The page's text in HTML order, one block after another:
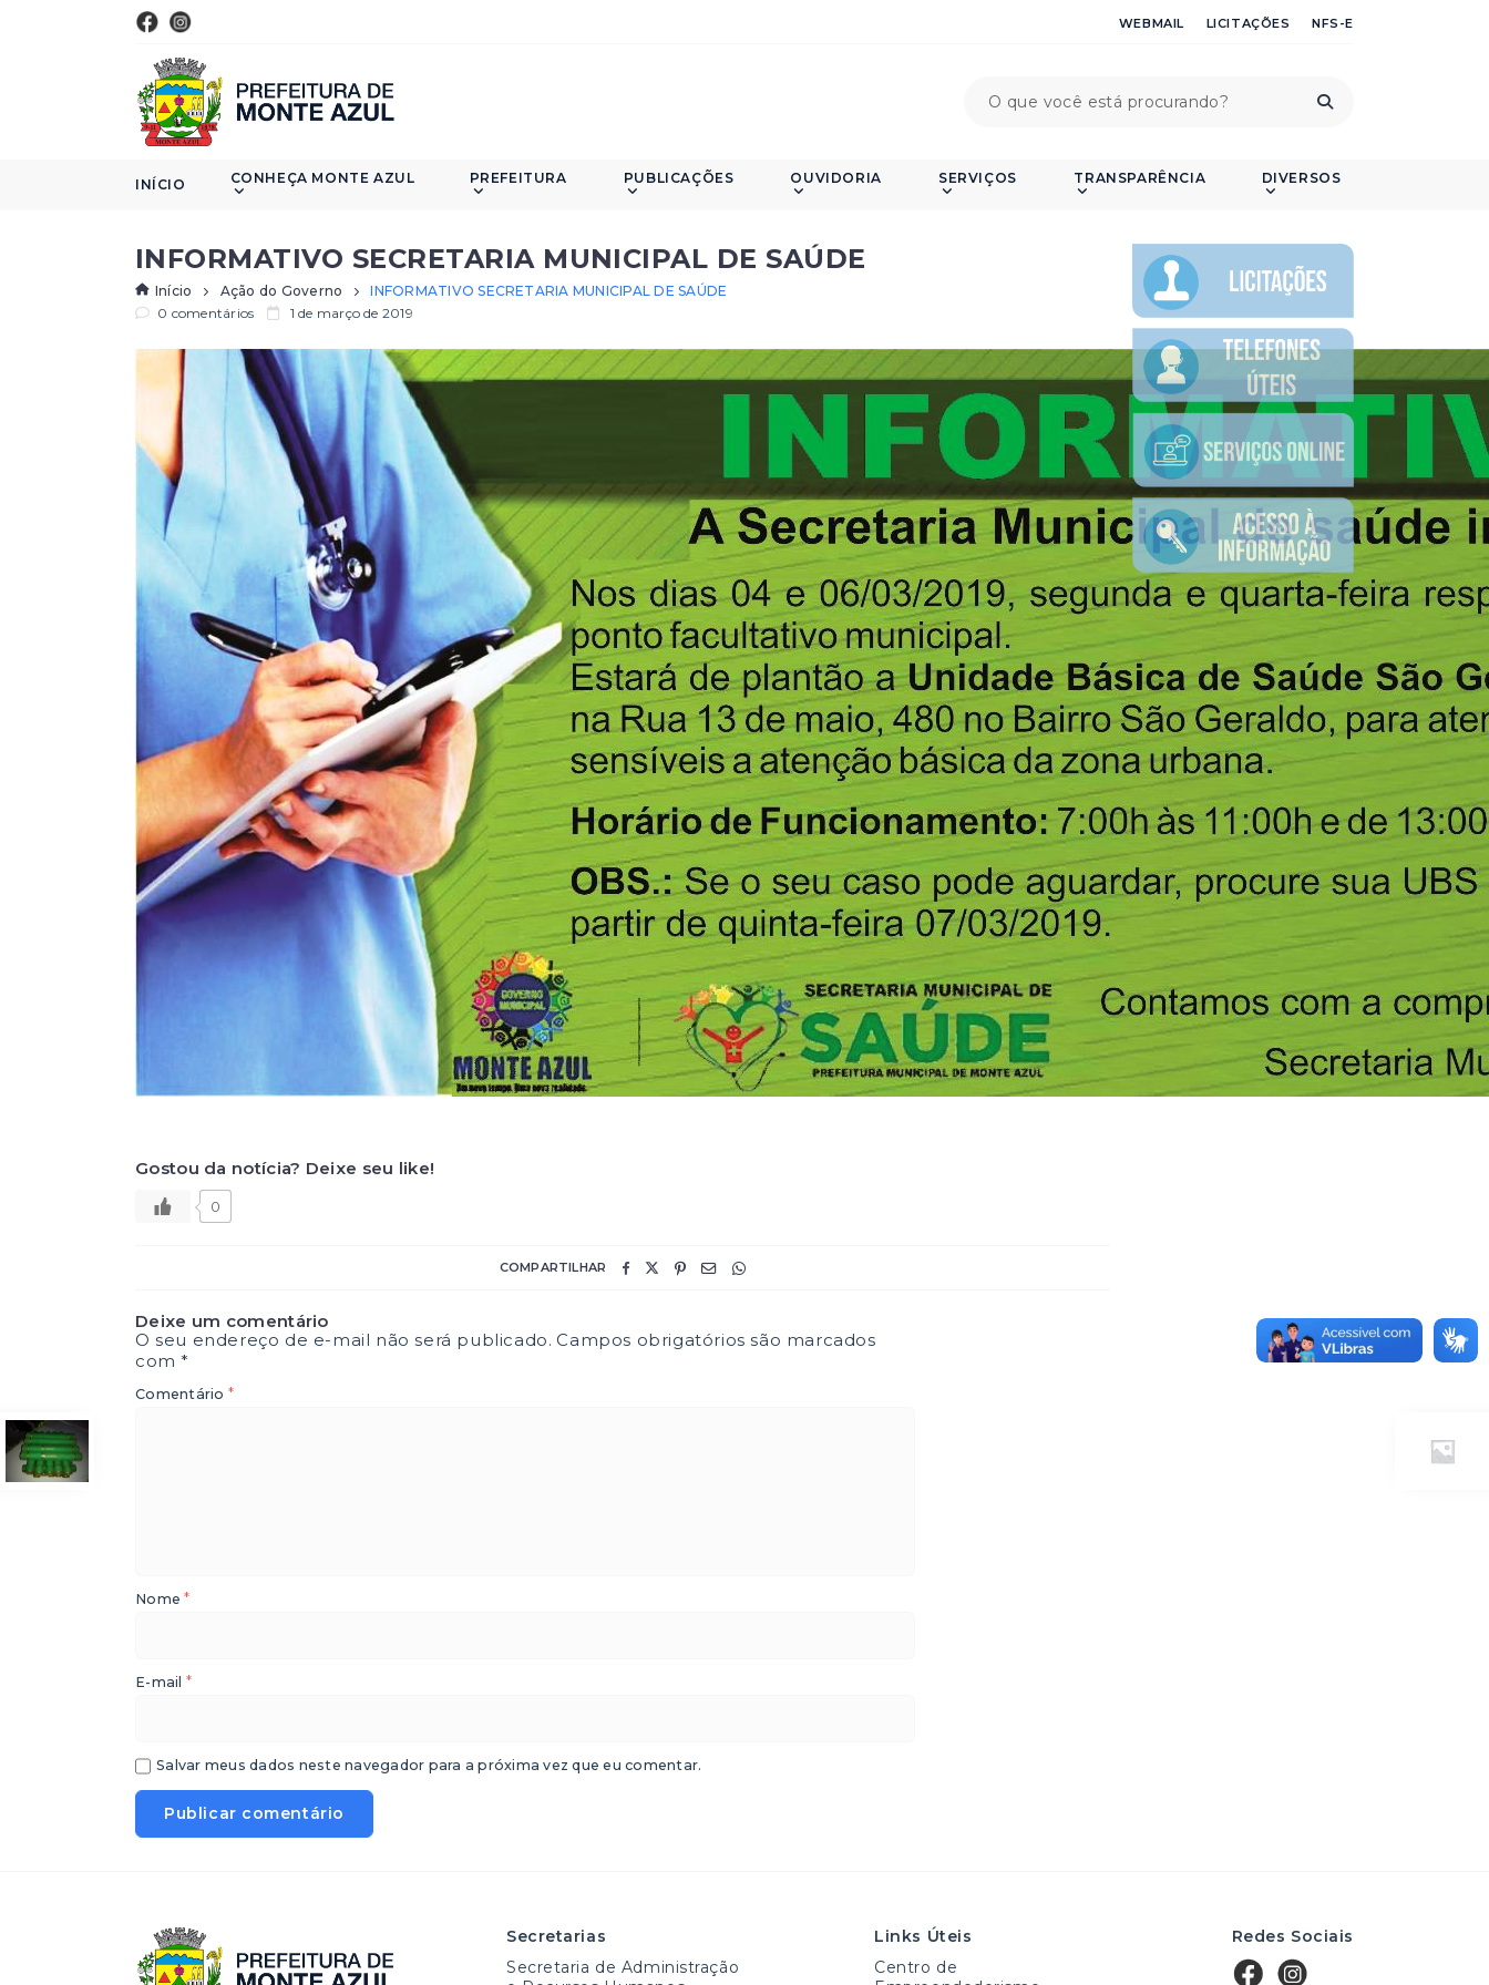
WEBMAIL LICITAÇÕES NFS-E
INÍCIO CONHEÇA MONTE AZUL PREFEITURA PUBLICAÇÕES OUVIDORIA SERVIÇOS TRANSPARÊNCIA DIVERSOS
INFORMATIVO SECRETARIA MUNICIPAL DE SAÚDE
Início Ação do Governo
INFORMATIVO SECRETARIA MUNICIPAL DE SAÚDE
0 comentários
1 de março de 2019
Gostou da notícia? Deixe seu like!
0
COMPARTILHAR
Deixe um comentário
O seu endereço de e-mail não será publicado. Campos obrigatórios são marcados
com*
Comentário *
Nome*
E-mail *
Salvar meus dados neste navegador para a próxima vez que eu comentar.
Secretarias
Secretaria de Administração
Links Úteis
Centro de
Redes Sociais